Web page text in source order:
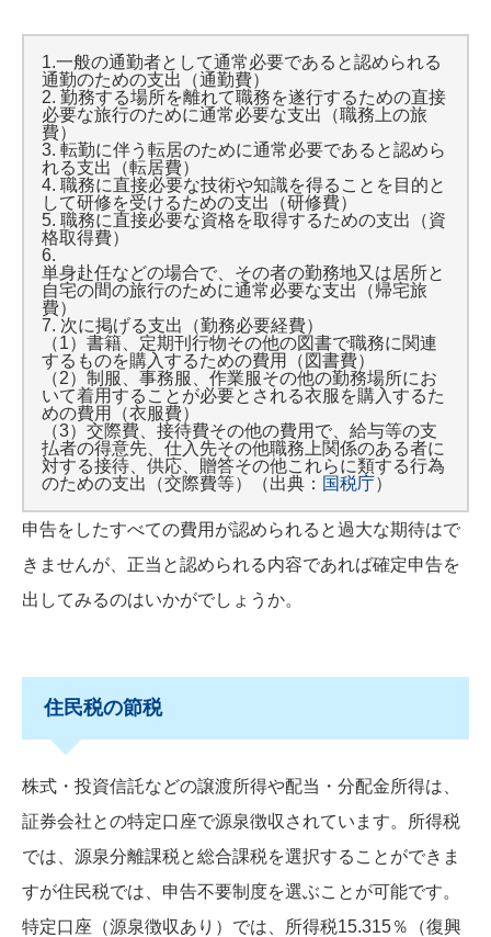
1.一般の通勤者として通常必要であると認められる
通勤のための支出（通勤費）
2. 勤務する場所を離れて職務を遂行するための直接
必要な旅行のために通常必要な支出（職務上の旅
費）
3. 転勤に伴う転居のために通常必要であると認めら
れる支出（転居費）
4. 職務に直接必要な技術や知識を得ることを目的と
して研修を受けるための支出（研修費）
5. 職務に直接必要な資格を取得するための支出（資
格取得費）
6.
単身赴任などの場合で、その者の勤務地又は居所と
自宅の間の旅行のために通常必要な支出（帰宅旅
費）
7. 次に掲げる支出（勤務必要経費）
（1）書籍、定期刊行物その他の図書で職務に関連
するものを購入するための費用（図書費）
（2）制服、事務服、作業服その他の勤務場所にお
いて着用することが必要とされる衣服を購入するた
めの費用（衣服費）
（3）交際費、接待費その他の費用で、給与等の支
払者の得意先、仕入先その他職務上関係のある者に
対する接待、供応、贈答その他これらに類する行為
のための支出（交際費等）（出典： 国税庁）
申告をしたすべての費用が認められると過大な期待はで
きませんが、正当と認められる内容であれば確定申告を
出してみるのはいかがでしょうか。
住民税の節税
株式・投資信託などの譲渡所得や配当・分配金所得は、
証券会社との特定口座で源泉徴収されています。所得税
では、源泉分離課税と総合課税を選択することができま
すが住民税では、申告不要制度を選ぶことが可能です。
特定口座（源泉徴収あり）では、所得税15.315％（復興